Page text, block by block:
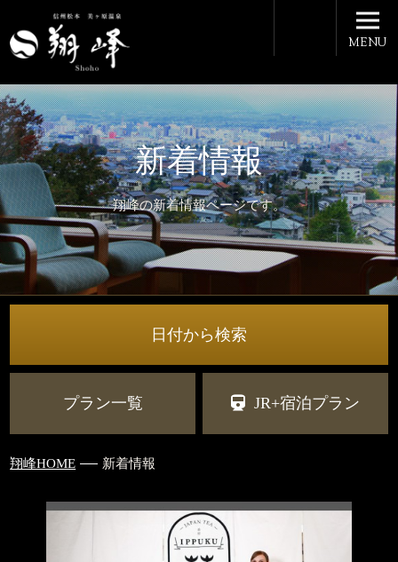
新着情報
翔峰の新着情報ページです。
MENU
日付から検索
プラン一覧 JR+宿泊プラン
翔峰HOME 新着情報